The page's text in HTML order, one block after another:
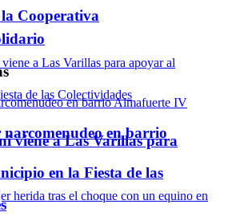
la Cooperativa
viene a Las Varillas para
en la Fiesta de las
narcomenudeo en barrio